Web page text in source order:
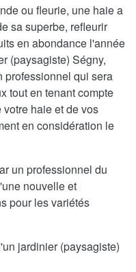
ou fleurie, une haie a
sa superbe, refleurir
en abondance l'année
(paysagiste) Ségny,
professionnel qui sera
tout en tenant compte
haie et de vos
en considération le
un professionnel du
nouvelle et
pour les variétés
jardinier (paysagiste)